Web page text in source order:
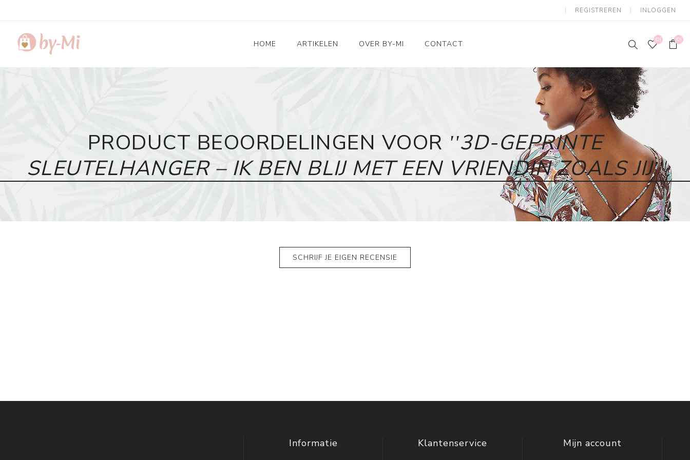
REGISTREREN INLOGGEN
HOME ARTIKELEN
Taarttoppers
RVS sieraden
OVER BY-MI CONTACT (0) (0)
PRODUCT BEOORDELINGEN VOOR
3D-GEPRINTE
SLEUTELHANGER – IK BEN BLIJ MET EEN VRIENDIN ZOALS JIJ
SCHRIJF JE EIGEN RECENSIE
Informatie Klantenservice Mijn account